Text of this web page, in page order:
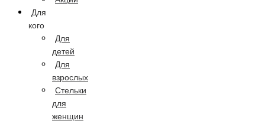
Для
кого
Для
детей
Для
взрослых
Стельки
для
женщин